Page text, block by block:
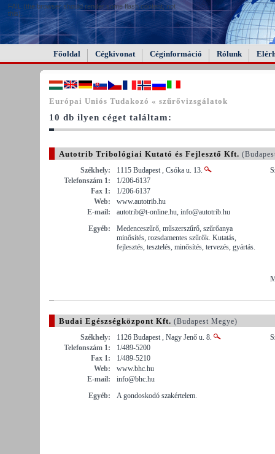
FAIL (the browser should render some flash content, not
this).
Főoldal Cégkivonat Céginformáció Rólunk
Európai Uniós Tudakozó « szűrővizsgálatok
10 db ilyen céget találtam:
Autotrib Tribológiai Kutató és Fejlesztő Kft.
Székhely:
1115 Budapest , Csóka u. 13.
Telefonszám 1:
1/206-6137
Fax 1:
1/206-6137
Web:
www.autotrib.hu
E-mail:
autotrib@t-online.hu, info@autotrib.hu
Egyéb:
Medenceszűrő, műszerszűrő, szűrőanya
minősítés, rozsdamentes szűrők. Kutatás,
fejlesztés, tesztelés, minősítés, tervezés, gyártás.
Budai Egészségközpont Kft. (Budapest Megye)
Székhely:
1126 Budapest , Nagy Jenő u. 8.
Telefonszám 1:
1/489-5200
Fax 1:
1/489-5210
Web:
www.bhc.hu
E-mail:
info@bhc.hu
Egyéb:
A gondoskodó szakértelem.